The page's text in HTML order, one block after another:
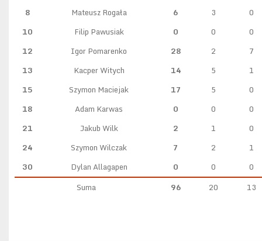
8
Mateusz Rogała 6 3
0
10
Filip Pawusiak 0 0
0
12
Igor Pomarenko 28 2
7
13
Kacper Witych 14 5
1
15
Szymon Maciejak 17 5
0
18
Adam Karwas 0 0
0
21
Jakub Wilk 2 1
0
24
Szymon Wilczak 7 2
1
30
Dylan Allagapen 0 0
0
Suma
96 20 13